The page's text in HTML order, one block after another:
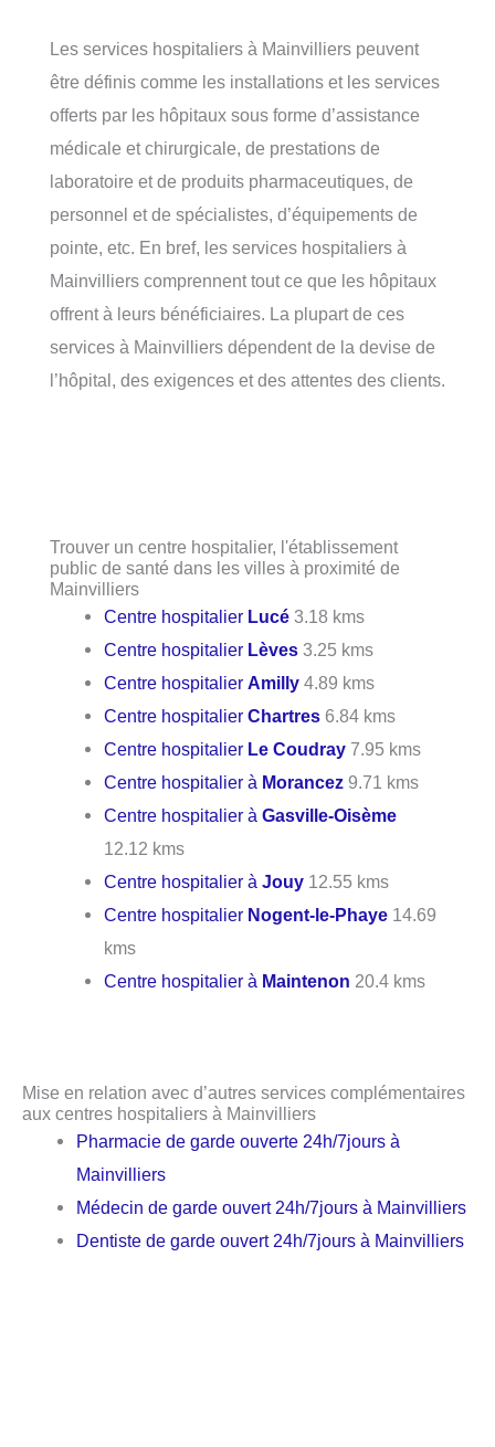
Les services hospitaliers à Mainvilliers peuvent
être définis comme les installations et les services
offerts par les hôpitaux sous forme d’assistance
médicale et chirurgicale, de prestations de
laboratoire et de produits pharmaceutiques, de
personnel et de spécialistes, d’équipements de
pointe, etc. En bref, les services hospitaliers à
Mainvilliers comprennent tout ce que les hôpitaux
offrent à leurs bénéficiaires. La plupart de ces
services à Mainvilliers dépendent de la devise de
l’hôpital, des exigences et des attentes des clients.
Trouver un centre hospitalier, l'établissement
public de santé dans les villes à proximité de
Mainvilliers
Centre hospitalier Lucé 3.18 kms
Centre hospitalier Lèves 3.25 kms
Centre hospitalierAmilly 4.89 kms
Centre hospitalierChartres 6.84 kms
Centre hospitalier Le Coudray 7.95 kms
Centre hospitalier à Morancez 9.71 kms
Centre hospitalier àGasville-Oisème
12.12 kms
Centre hospitalier àJouy 12.55 kms
Centre hospitalier Nogent-le-Phaye 14.69
kms
Centre hospitalier à Maintenon 20.4 kms
Mise en relation avec d’autres services complémentaires
aux centres hospitaliers à Mainvilliers
Pharmacie de garde ouverte 24h/7jours à
Mainvilliers
Médecin de garde ouvert 24h/7jours à Mainvilliers
Dentiste de garde ouvert 24h/7jours à Mainvilliers